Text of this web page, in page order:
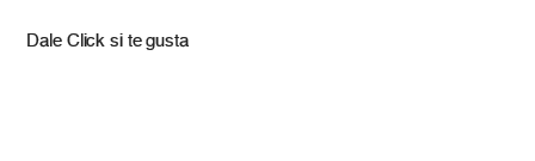
Dale Click si te gusta